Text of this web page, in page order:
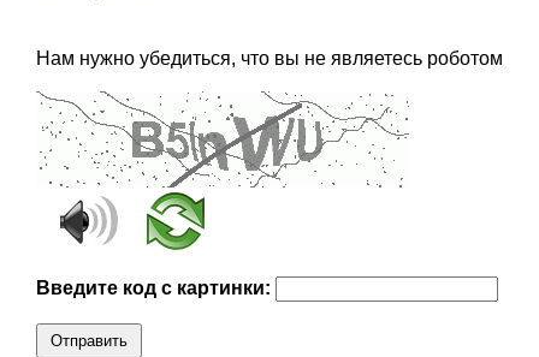
Нам нужно убедиться, что вы не являетесь роботом
Введите код с картинки:
Отправить